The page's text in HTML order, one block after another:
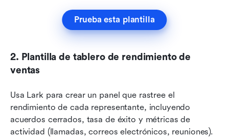
Prueba esta plantilla
2. Plantilla de tablero de rendimiento de
ventas
Usa Lark para crear un panel que rastree el
rendimiento de cada representante, incluyendo
acuerdos cerrados, tasa de éxito y métricas de
actividad (llamadas, correos electrónicos, reuniones).